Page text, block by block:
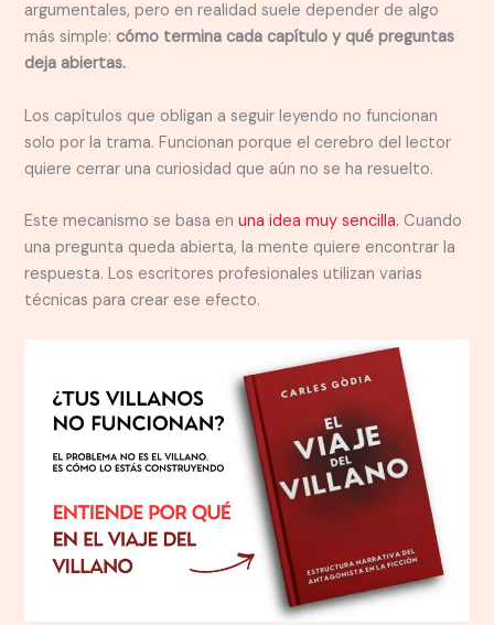
argumentales, pero en realidad suele depender de algo
más simple:cómo termina cada capítulo y qué preguntas
deja abiertas.
Los capítulos que obligan a seguir leyendo no funcionan
solo por la trama. Funcionan porque el cerebro del lector
quiere cerrar una curiosidad que aún no se ha resuelto.
Este mecanismo se basa enuna idea muy sencilla. Cuando
una pregunta queda abierta, la mente quiere encontrar la
respuesta. Los escritores profesionales utilizan varias
técnicas para crear ese efecto.